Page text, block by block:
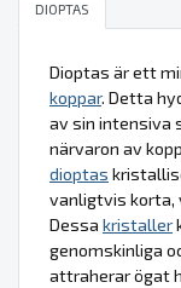
DIOPTAS
Dioptas är ett
koppar. Detta
av sin intensiva
närvaron av
dioptas
vanligtvis korta,
Dessa kristaller
genomskinliga
attraherar ögat